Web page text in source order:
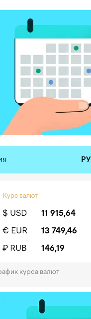
РУ
Курс валют
$ USD 11 915,64
€ EUR
13 749,46
₽ RUB
146,19
курса валют